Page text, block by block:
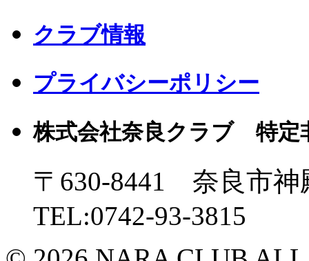
クラブ情報
プライバシーポリシー
株式会社奈良クラブ 特定
〒630-8441 奈良市
TEL:0742-93-3815